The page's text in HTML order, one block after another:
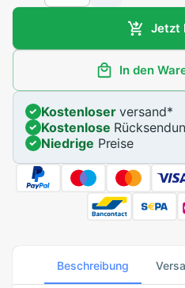
Jetzt
In den
Kostenloserversand*
Kostenlose
Niedrige Preise
Beschreibung